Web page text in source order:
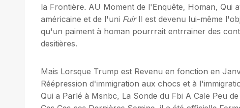
la Frontière. AU Moment de l'Enquête, Homan, Qui
américaine et de l'uni FuirIl est devenu lui-même
qu'un paiment à homan pourrrait entrrainer des
desitières.
Mais Lorsque Trump est Revenu en fonction en
Réépression d'immigration aux chocs et à
Qui a Parlé à Msnbc, La Sonde du Fbi A Cale Peu